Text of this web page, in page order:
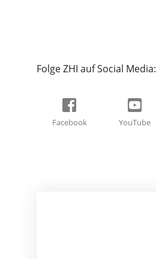
Folge ZHI auf Social Media:
Facebook YouTube